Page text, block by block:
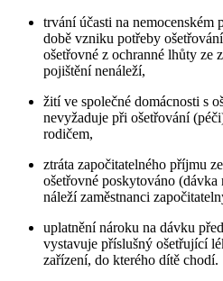
trvání účasti na nemocenském
době vzniku potřeby
ošetřovné z ochranné lhůty ze
pojištění nenáleží,
žití ve společné domácnosti s
nevyžaduje při ošetřování
rodičem,
ztráta započitatelného příjmu
ošetřovné poskytováno (dávka
náleží zaměstnanci
uplatnění nároku na dávku
vystavuje příslušný ošetřující
zařízení, do kterého dítě chodí.